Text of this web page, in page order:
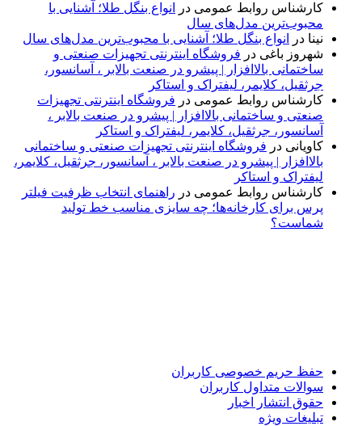
کارشناس روابط عمومی در
انواع بنگل طلا؛ آشنایی با
محبوب‌ترین مدل‌های سال
نینا در
انواع بنگل طلا؛ آشنایی با محبوب‌ترین مدل‌های سال
شهروز باغی در فروشگاه اینترنتی تجهیزات صنعتی و
ساختمانی بالاافزار | پیشرو در صنعت بالابر ، آسانسور،
جرثقیل، کلایمر، لیفتراک و استاکر
کارشناس روابط عمومی در فروشگاه اینترنتی تجهیزات
صنعتی و ساختمانی بالاافزار | پیشرو در صنعت بالابر ،
آسانسور، جرثقیل، کلایمر، لیفتراک و استاکر
کاویانی در فروشگاه اینترنتی تجهیزات صنعتی و ساختمانی
بالاافزار | پیشرو در صنعت بالابر ، آسانسور، جرثقیل، کلایمر،
لیفتراک و استاکر
کارشناس روابط عمومی در راهنمای انتخاب ظرفیت فیلتر
پرس برای کارخانه‌ها؛ چه سایزی مناسب خط تولید
شماست؟
حفظ حریم خصوصی کاربران
سوالات متداول کاربران
حقوق انتشار اخبار
تبلیغات ویژه